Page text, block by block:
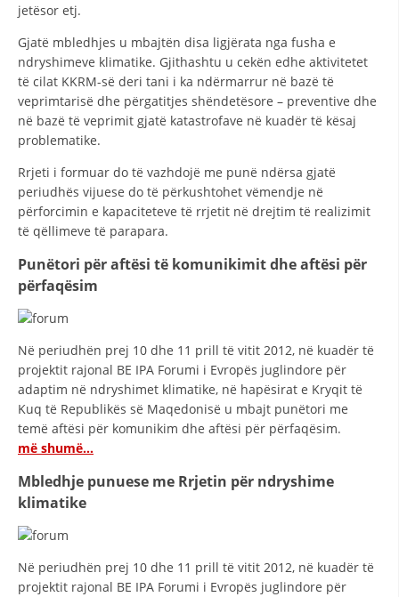
jetësor etj.
Gjatë mbledhjes u mbajtën disa ligjërata nga fusha e
ndryshimeve klimatike. Gjithashtu u cekën edhe aktivitetet
të cilat KKRM-së deri tani i ka ndërmarrur në bazë të
veprimtarisë dhe përgatitjes shëndetësore – preventive dhe
në bazë të veprimit gjatë katastrofave në kuadër të kësaj
problematike.
Rrjeti i formuar do të vazhdojë me punë ndërsa gjatë
periudhës vijuese do të përkushtohet vëmendje në
përforcimin e kapaciteteve të rrjetit në drejtim të realizimit
të qëllimeve të parapara.
Punëtori për aftësi të komunikimit dhe aftësi për
përfaqësim
Në periudhën prej 10 dhe 11 prill të vitit 2012, në kuadër të
projektit rajonal BE IPA Forumi i Evropës juglindore për
adaptim në ndryshimet klimatike, në hapësirat e Kryqit të
Kuq të Republikës së Maqedonisë u mbajt punëtori me
temë aftësi për komunikim dhe aftësi për përfaqësim.
më shumë…
Mbledhje punuese me Rrjetin për ndryshime
klimatike
Në periudhën prej 10 dhe 11 prill të vitit 2012, në kuadër të
projektit rajonal BE IPA Forumi i Evropës juglindore për